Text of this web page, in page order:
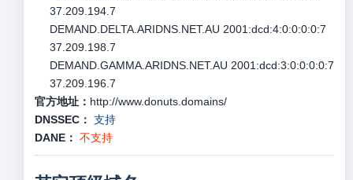
37.209.194.7
DEMAND.DELTA.ARIDNS.NET.AU 2001:dcd:4:0:0:0:0:7
37.209.198.7
DEMAND.GAMMA.ARIDNS.NET.AU 2001:dcd:3:0:0:0:0:7
37.209.196.7
官方地址： http://www.donuts.domains/
DNSSEC： 支持
DANE： 不支持